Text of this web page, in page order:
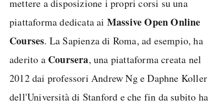
mettere a disposizione i propri corsi su una
piattaforma dedicata ai Massive Open Online
Courses. La Sapienza di Roma, ad esempio, ha
aderito a Coursera, una piattaforma creata nel
2012 dai professori Andrew Ng e Daphne Koller
dell'Università di Stanford e che fin da subito ha